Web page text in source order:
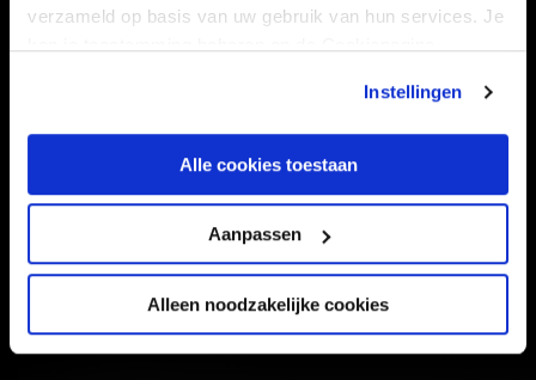
verzameld op basis van uw gebruik van hun services. Je
Instellingen
Alle cookies toestaan
Aanpassen
Alleen noodzakelijke cookies
STADION
SUPPORTERS
BUSINESS
Informatie
CONTACT
VERTROUWENSPERSOON